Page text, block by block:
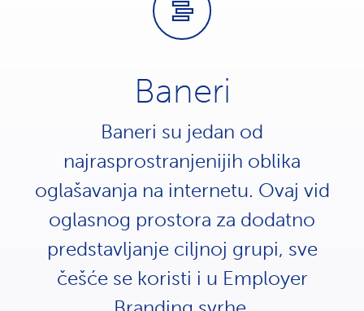
Baneri
Baneri su jedan od
najrasprostranjenijih oblika
oglašavanja na internetu. Ovaj vid
oglasnog prostora za dodatno
predstavljanje ciljnoj grupi, sve
češće se koristi i u Employer